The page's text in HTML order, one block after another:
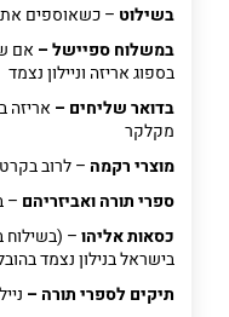
בשילוט – כשאוספים את
במשלוח ספיישל – אם
בספוג אריזה וניילון נצמד
בדואר שליחים – אריזה
מקלקר
מוצרי רקמה – לרוב
ספרי תורה ואביזריהם –
כסאות אליהו– (בשילוח
בישראל בנילון נצמד
תיקים לספרי תורה –